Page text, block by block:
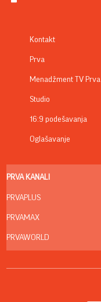
Kontakt
Prva
Menadžment TV Prva
Studio
16:9 podešavanja
Oglašavanje
PRVA KANALI
PRVAPLUS
PRVAMAX
PRVAWORLD